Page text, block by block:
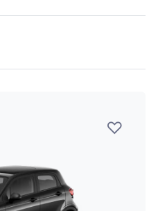
♡